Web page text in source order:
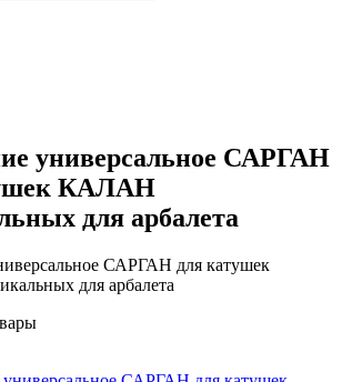
универсальное САРГАН
КАЛАН
для арбалета
САРГАН для катушек
для арбалета